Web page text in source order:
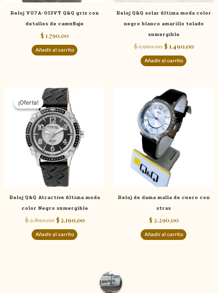
Reloj V07A-013VY Q&Q gris con
detalles de camuflaje
$ 1.790,00
Añadir al carrito
Reloj Q&Q solar última moda color
negro blanco amarillo telado
sumergible
$1.990,00 $1.490,00
Añadir al carrito
¡Oferta!
¡Oferta!
Reloj Q&Q Atractive última moda
color Negro sumergible
$2.890,00
El
precio
original
era:
$ 2.890,00.
$2.190,00
Añadir al carrito
Reloj de dama malla de cuero con
stras
$2.290,00
Añadir al carrito